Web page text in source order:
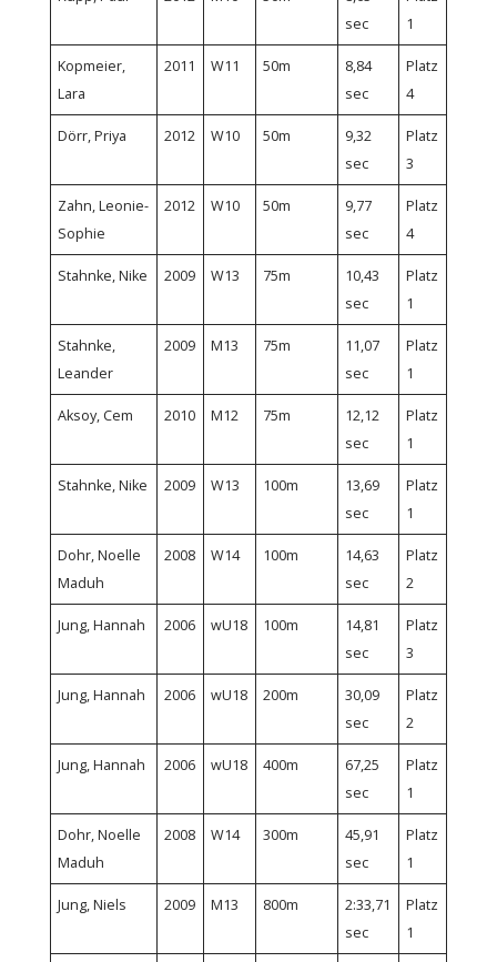
sec
1
Kopmeier,
Lara
2011 W11 50m
8,84
sec
Platz
4
Dörr, Priya 2012 W10 50m
9,32
sec
Platz
3
Zahn, Leonie-
Sophie
2012 W10 50m
9,77
sec
Platz
4
Stahnke, Nike 2009 W13 75m
10,43
sec
Platz
1
Stahnke,
Leander
2009 M13 75m
11,07
sec
Platz
1
Aksoy, Cem 2010 M12 75m
12,12
sec
Platz
1
Stahnke, Nike 2009 W13 100m
13,69
sec
Platz
1
Dohr, Noelle
Maduh
2008 W14 100m
14,63
sec
Platz
2
Jung, Hannah 2006 wU18 100m
14,81
sec
Platz
3
Jung, Hannah 2006 wU18 200m
30,09
sec
Platz
2
Jung, Hannah 2006 wU18 400m
67,25
sec
Platz
1
Dohr, Noelle
Maduh
2008 W14 300m
45,91
sec
Platz
1
Jung, Niels 2009 M13 800m
2:33,71
sec
Platz
1